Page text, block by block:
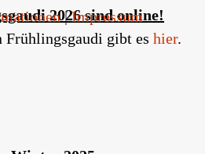
2026 sind online!
gibt es hier.
|Impressum